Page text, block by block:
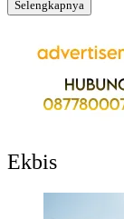
Selengkapnya
Ekbis